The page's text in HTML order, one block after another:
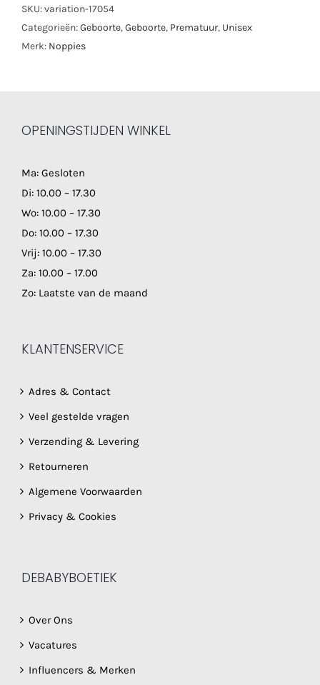
SKU:variation-17054
Categorieën:Geboorte,Geboorte, Prematuur, Unisex
Merk: Noppies
OPENINGSTIJDEN WINKEL
Ma: Gesloten
Di: 10.00 – 17.30
Wo: 10.00 – 17.30
Do: 10.00 – 17.30
Vrij: 10.00 – 17.30
Za: 10.00 – 17.00
Zo: Laatste van de maand
KLANTENSERVICE
Adres & Contact
Veel gestelde vragen
Verzending & Levering
Retourneren
Algemene Voorwaarden
Privacy & Cookies
DEBABYBOETIEK
Over Ons
Vacatures
Influencers & Merken